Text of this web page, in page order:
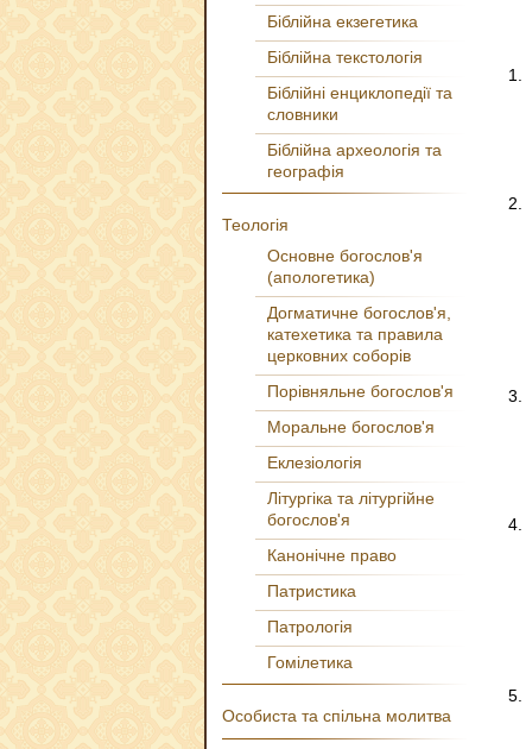
Біблійна екзегетика
Біблійна текстологія
Біблійні енциклопедії та
словники
Біблійна археологія та
географія
Теологія
Основне богослов'я
(апологетика)
Догматичне богослов'я,
катехетика та правила
церковних соборів
Порівняльне богослов'я
Моральне богослов'я
Еклезіологія
Літургіка та літургійне
богослов'я
Канонічне право
Патристика
Патрологія
Гомілетика
Особиста та спільна молитва